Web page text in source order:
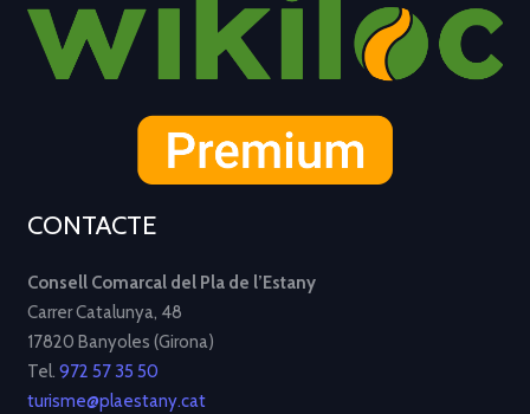
CONTACTE
Consell Comarcal del Pla de l’Estany
Carrer Catalunya, 48
17820 Banyoles (Girona)
Tel. 972 57 35 50
turisme@plaestany.cat